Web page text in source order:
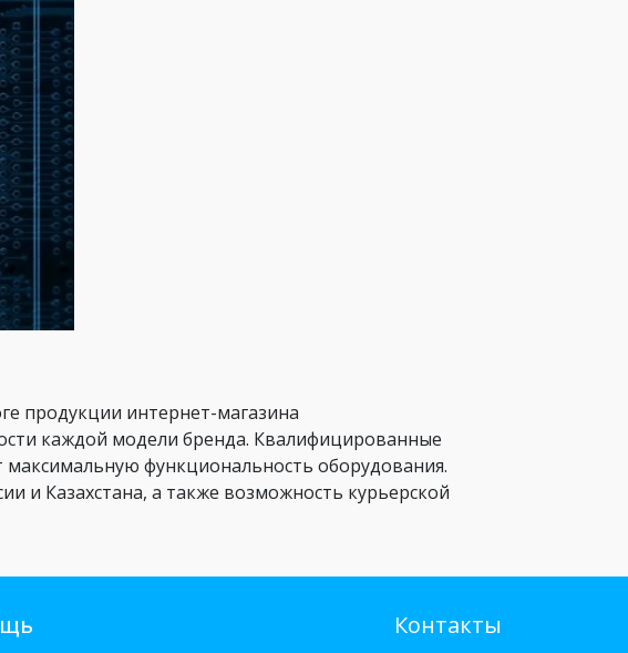
продукции интернет-магазина
каждой модели бренда. Квалифицированные
функциональность оборудования.
и Казахстана, а также возможность курьерской
Контакты